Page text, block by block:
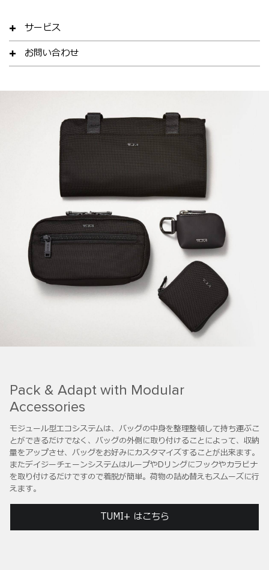
サービス
お問い合わせ
Pack & Adapt with Modular
Accessories
モジュール型エコシステムは、バッグの中身を整理整頓して持ち運ぶこ
とができるだけでなく、バッグの外側に取り付けることによって、収納
量をアップさせ、バッグをお好みにカスタマイズすることが出来ます。
またデイジーチェーンシステムはループやDリングにフックやカラビナ
を取り付けるだけですので着脱が簡単。荷物の詰め替えもスムーズに行
えます。
TUMI+ はこちら